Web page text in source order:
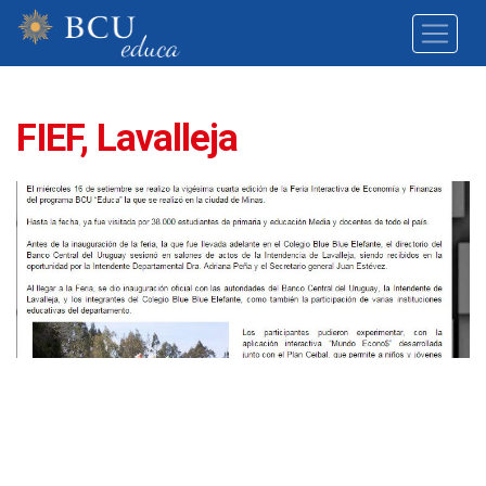
FIEF, Lavalleja